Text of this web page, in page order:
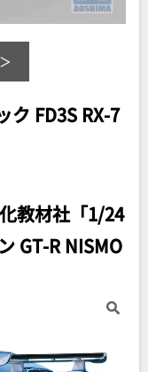
ク FD3S RX-7
教材社「1/24
GT-R NISMO